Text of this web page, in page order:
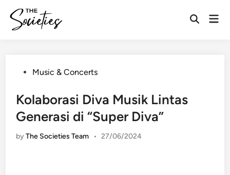
content
Open
PostedMusic & Concerts
Kolaborasi Diva Musik Lintas
Generasi di “Super Diva”
byThe Societies Team • 27/06/2024